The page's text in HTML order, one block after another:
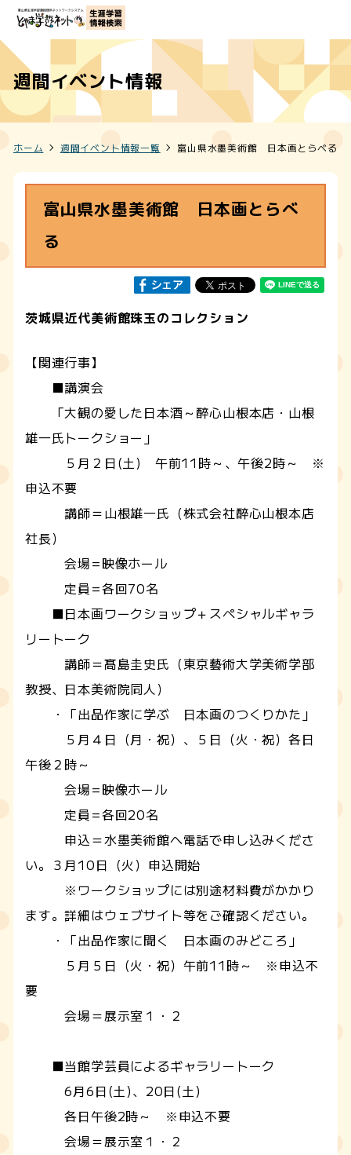
週間イベント情報
ホーム 週間イベント情報一覧 富山県水墨美術館 日本画とらべる
富山県水墨美術館 日本画とらべ
る
茨城県近代美術館珠玉のコレクション
【関連行事】
■講演会
「大観の愛した日本酒～醉心山根本店・山根
雄一氏トークショー」
５月２日(土) 午前11時～、午後2時～ ※
申込不要
講師＝山根雄一氏（株式会社醉心山根本店
社長）
会場=映像ホール
定員=各回70名
■日本画ワークショップ＋スペシャルギャラ
リートーク
講師＝髙島圭史氏（東京藝術大学美術学部
教授、日本美術院同人）
・「出品作家に学ぶ 日本画のつくりかた」
５月４日（月・祝）、５日（火・祝）各日
午後２時～
会場=映像ホール
定員=各回20名
申込＝水墨美術館へ電話で申し込みくださ
い。３月10日（火）申込開始
※ワークショップには別途材料費がかかり
ます。詳細はウェブサイト等をご確認ください。
・「出品作家に聞く 日本画のみどころ」
５月５日（火・祝）午前11時～ ※申込不
要
会場＝展示室１・２
■当館学芸員によるギャラリートーク
6月6日(土)、20日(土)
各日午後2時～ ※申込不要
会場＝展示室１・２